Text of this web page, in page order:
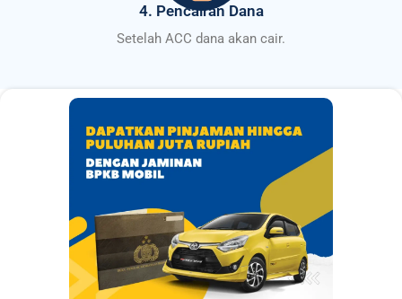
4. Pencairan Dana
Setelah ACC dana akan cair.